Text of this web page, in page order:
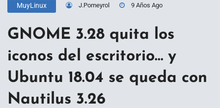
MuyLinux J.Pomeyrol 9 Años Ago
GNOME 3.28 quita los
iconos del escritorio… y
Ubuntu 18.04 se queda con
Nautilus 3.26